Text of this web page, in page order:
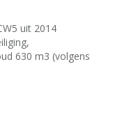
uit 2014
630 m3 (volgens